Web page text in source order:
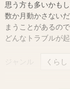
思う方も多いかも
数か月動かさない
まうことがあるの
どんなトラブルが
くらし